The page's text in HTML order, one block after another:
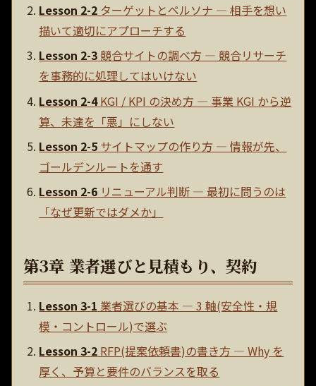
Lesson 2-2 ターゲットとペルソナ — 相手を想い
描いて適切にアプローチする
Lesson 2-3 競合サイトの調べ方 — 競合リサーチ
を事務的に処理してはいけない
Lesson 2-4KGI / KPI の決め方 — 事業 KGI から逆
算、未達を「悪」にしない
Lesson 2-5 サイトマップの作り方 — 情報が先、
ゴールデンルートを通す
Lesson 2-6 リニューアル判断 — 最初に問うのは
「なぜ更新ではダメか」
第3章 業者選びと見積もり、契約
Lesson 3-1 業者選びの基本 — 3 軸(安全性・規
模・コントロール)で選ぶ
Lesson 3-2 RFP(提案依頼書)の書き方 — Why を
厚く、予算と要件のバランスを取る